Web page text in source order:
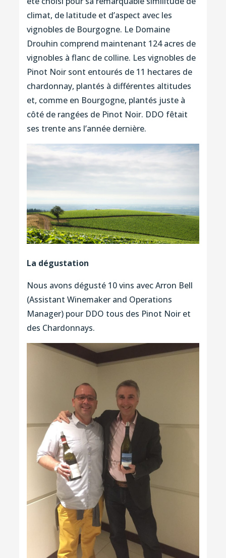
climat, de latitude et d’aspect avec les
vignobles de Bourgogne. Le Domaine
Drouhin comprend maintenant 124 acres de
vignobles à flanc de colline. Les vignobles de
Pinot Noir sont entourés de 11 hectares de
chardonnay, plantés à différentes altitudes
et, comme en Bourgogne, plantés juste à
côté de rangées de Pinot Noir. DDO fêtait
ses trente ans l’année dernière.
La dégustation
Nous avons dégusté 10 vins avec Arron Bell
(Assistant Winemaker and Operations
Manager) pour DDO tous des Pinot Noir et
des Chardonnays.